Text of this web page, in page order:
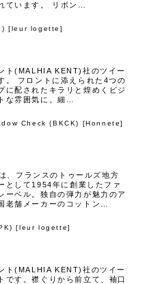
ています。 リボン…
[leur logette]
ト(MALHIA KENT)社のツイー
。 フロントに添えられた4つの
に配されたキラリと煌めくビジ
な雰囲気に。細…
Check (BKCK) [Honnete]
、フランスのトゥールズ地方
として1954年に創業したファ
ーベル。独自の弾力が魅力のア
老舗メーカーのコットン…
[leur logette]
ト(MALHIA KENT)社のツイー
です。襟ぐりから前立て、袖口